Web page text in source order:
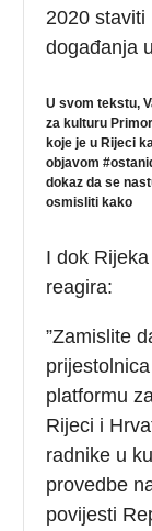
2020 staviti
događanja
U svom tekstu,
za kulturu
koje je u Rijeci
objavom
dokaz da se
osmisliti kako
I dok
reagira:
”Zamislite
platformu
Rijeci i
radnike u
provedbe
povijesti